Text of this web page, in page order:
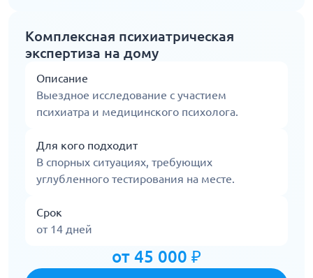
Комплексная психиатрическая
экспертиза на дому
Описание
Выездное исследование с участием
психиатра и медицинского психолога.
Для кого подходит
В спорных ситуациях, требующих
углубленного тестирования на месте.
Срок
от 14 дней
от 45 000 ₽